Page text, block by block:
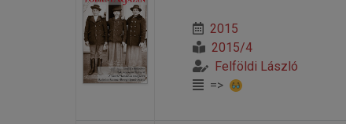
2015
2015/4
Felföldi László
=>